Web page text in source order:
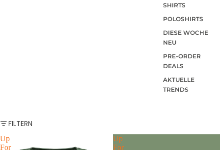
SHIRTS
POLOSHIRTS
DIESE WOCHE
NEU
PRE-ORDER
DEALS
AKTUELLE
TRENDS
FILTERN
Up
For
Up
For